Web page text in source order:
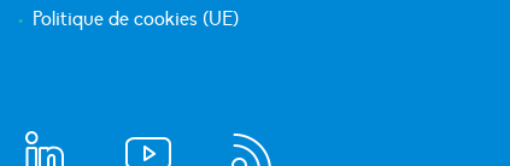
Politique de cookies (UE)